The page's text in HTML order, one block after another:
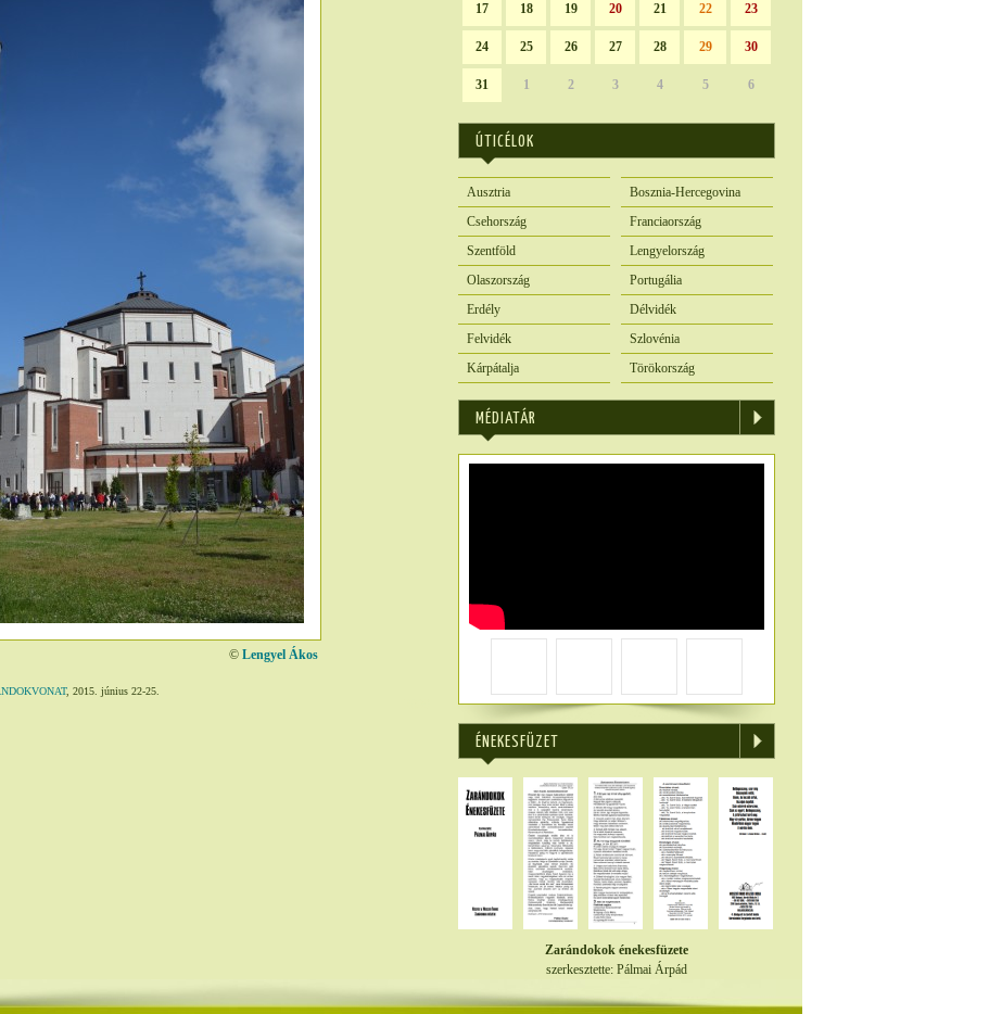
© Lengyel Ákos
, 2015. június 22-25.
17 18 19 20 21 22 23
24 25 26 27 28 29 30
31 1 2 3 4 5 6
ÚTICÉLOK
Ausztria
Bosznia-Hercegovina
Csehország
Franciaország
Szentföld
Lengyelország
Olaszország
Portugália
Erdély
Délvidék
Felvidék
Szlovénia
Kárpátalja
Törökország
MÉDIATÁR
ÉNEKESFÜZET
Zarándokok énekesfüzete
szerkesztette: Pálmai Árpád